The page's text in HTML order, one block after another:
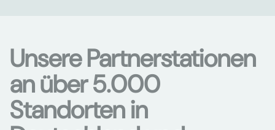
Unsere Partnerstationen
an über 5.000
Standorten in